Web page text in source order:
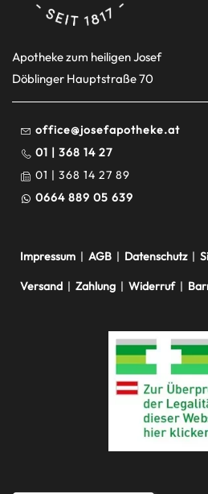
Apotheke zum heiligen Josef
Döblinger Hauptstraße 70
office@josefapotheke.at
01 | 368 14 27
01 | 368 14 27 89
0664 889 05 639
Impressum | AGB | Datenschutz|
Versand | Zahlung | Widerruf|